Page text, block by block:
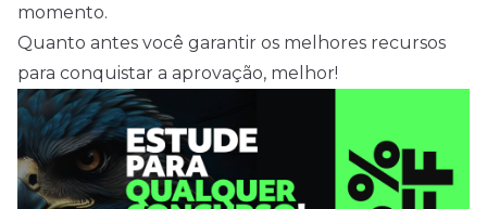
momento.
Quanto antes você garantir os melhores recursos
para conquistar a aprovação, melhor!